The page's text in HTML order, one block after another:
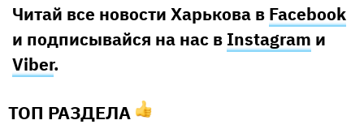
Читай все новости Харькова в Facebook
и подписывайся на нас в Instagram и
Viber.
ТОП РАЗДЕЛА